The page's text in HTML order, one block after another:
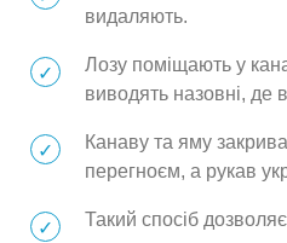
видаляють.
Лозу поміщають у
виводять назовні, де
Канаву та яму
перегноєм, а рукав
Такий спосіб